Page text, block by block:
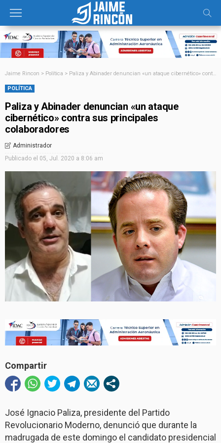
Jaime Rincon > Política > Paliza y Abinader denuncian «un ataque cibernético» contra sus principales colaboradores
POLÍTICA
Paliza y Abinader denuncian «un ataque
cibernético» contra sus principales
colaboradores
Administrador
Publicado el 05, Jul. 2020 a 8:06 am
Compartir
José Ignacio Paliza, presidente del Partido
Revolucionario Moderno, denunció que durante la
madrugada de este domingo el candidato presidencial